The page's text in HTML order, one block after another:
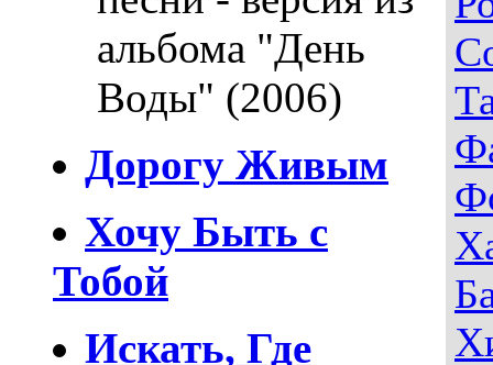
альбома "День
Воды" (2006)
Дорогу Живым
Хочу Быть с
Тобой
Искать, Где